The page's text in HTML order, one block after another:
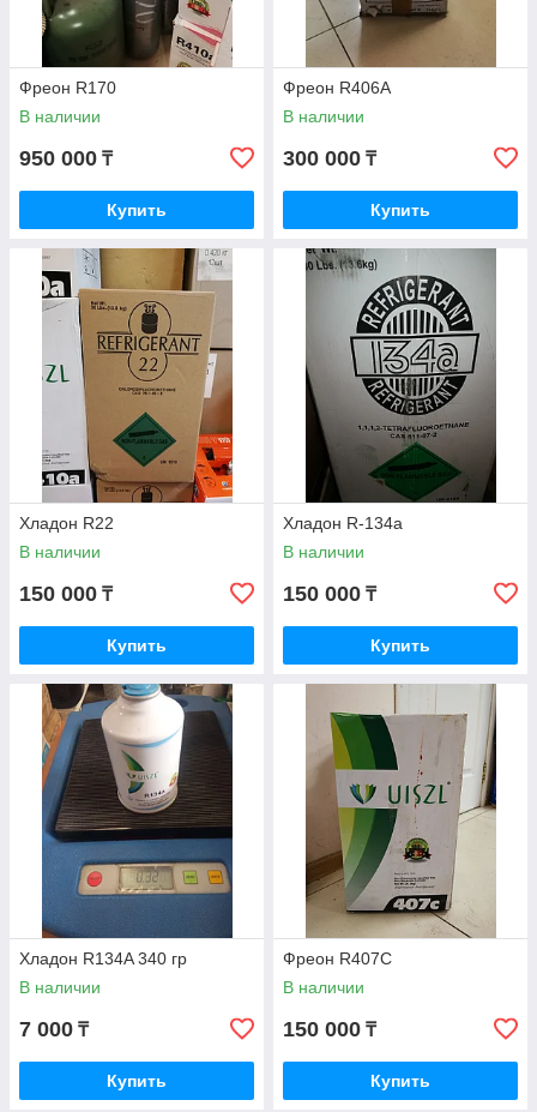
Фреон в холодильнике
большом температурном диапазоне не только продукты
создают оптимальный микроклимат в помещении даже в
самые жаркие дни летнего сезона. Благодаря современным
технологиям холодильное оборудование на основе фреона
доступно каждому человеку.
Фреон используется в:
Газообразном
состоянии
Жидком
состоянии
Его используют для работы холодильников и систем
кондиционирования. Также хладон смешивают с различными
средствами для тушения пожаров и т.п.
Что делать в случае утечки
Фреон R170
В наличии
950 000 ₸
Купить
Фреон R406A
В наличии
300 000 ₸
Купить
Хладон R22
В наличии
150 000 ₸
Купить
Хладон R-134а
В наличии
150 000 ₸
Купить
Хладон R134A 340 гр
В наличии
7 000 ₸
Купить
Фреон R407C
В наличии
150 000 ₸
Купить